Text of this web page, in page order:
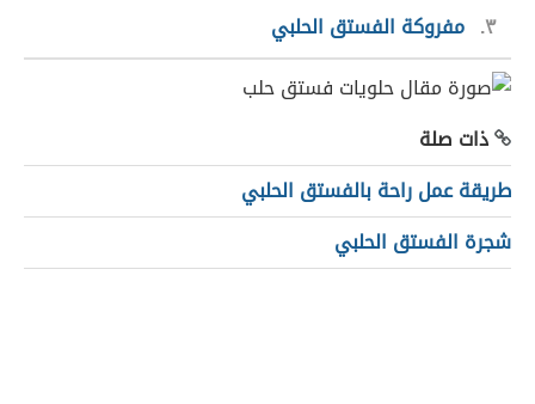
٣ مفروكة الفستق الحلبي
ذات صلة
طريقة عمل راحة بالفستق الحلبي
شجرة الفستق الحلبي